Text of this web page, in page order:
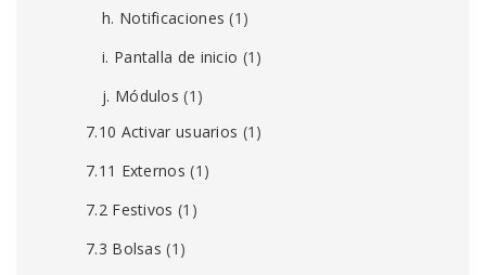
h. Notificaciones (1)
i. Pantalla de inicio (1)
j. Módulos (1)
7.10 Activar usuarios (1)
7.11 Externos (1)
7.2 Festivos (1)
7.3 Bolsas (1)